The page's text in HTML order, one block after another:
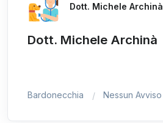
Dott. Michele Archinà
Dott. Michele Archinà
Bardonecchia Nessun Avviso